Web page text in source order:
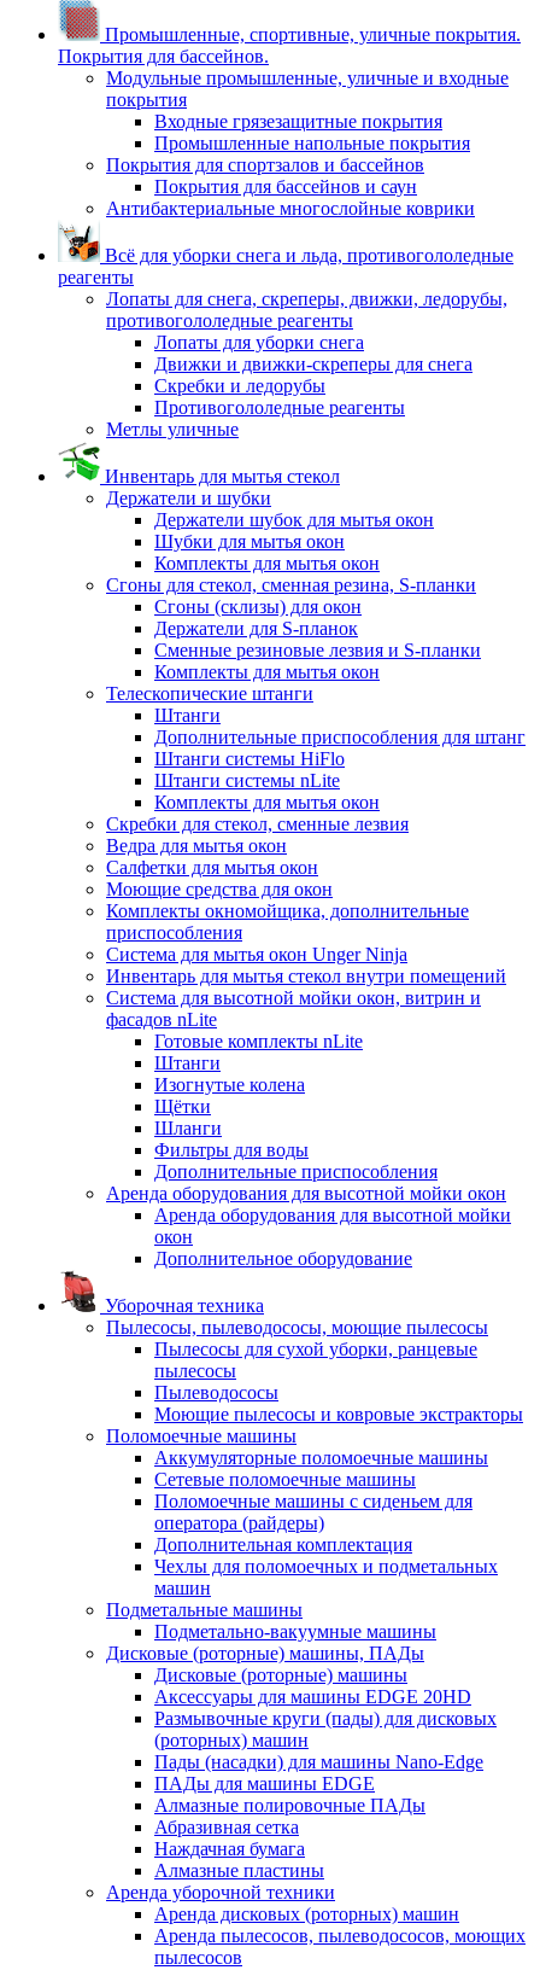
Промышленные, спортивные, уличные покрытия.
Покрытия для бассейнов.
Модульные промышленные, уличные и входные
покрытия
Входные грязезащитные покрытия
Промышленные напольные покрытия
Покрытия для спортзалов и бассейнов
Покрытия для бассейнов и саун
Антибактериальные многослойные коврики
Всё для уборки снега и льда, противогололедные
реагенты
Лопаты для снега, скреперы, движки, ледорубы,
противогололедные реагенты
Лопаты для уборки снега
Движки и движки-скреперы для снега
Скребки и ледорубы
Противогололедные реагенты
Метлы уличные
Инвентарь для мытья стекол
Держатели и шубки
Держатели шубок для мытья окон
Шубки для мытья окон
Комплекты для мытья окон
Сгоны для стекол, сменная резина, S-планки
Сгоны (склизы) для окон
Держатели для S-планок
Сменные резиновые лезвия и S-планки
Комплекты для мытья окон
Телескопические штанги
Штанги
Дополнительные приспособления для штанг
Штанги системы HiFlo
Штанги системы nLite
Комплекты для мытья окон
Скребки для стекол, сменные лезвия
Ведра для мытья окон
Салфетки для мытья окон
Моющие средства для окон
Комплекты окномойщика, дополнительные
приспособления
Система для мытья окон Unger Ninja
Инвентарь для мытья стекол внутри помещений
Система для высотной мойки окон, витрин и
фасадов nLite
Готовые комплекты nLite
Штанги
Изогнутые колена
Щётки
Шланги
Фильтры для воды
Дополнительные приспособления
Аренда оборудования для высотной мойки окон
Аренда оборудования для высотной мойки
окон
Дополнительное оборудование
Уборочная техника
Пылесосы, пылеводососы, моющие пылесосы
Пылесосы для сухой уборки, ранцевые
пылесосы
Пылеводососы
Моющие пылесосы и ковровые экстракторы
Поломоечные машины
Аккумуляторные поломоечные машины
Сетевые поломоечные машины
Поломоечные машины с сиденьем для
оператора (райдеры)
Дополнительная комплектация
Чехлы для поломоечных и подметальных
машин
Подметальные машины
Подметально-вакуумные машины
Дисковые (роторные) машины, ПАДы
Дисковые (роторные) машины
Аксессуары для машины EDGE 20HD
Размывочные круги (пады) для дисковых
(роторных) машин
Пады (насадки) для машины Nano-Edge
ПАДы для машины EDGE
Алмазные полировочные ПАДы
Абразивная сетка
Наждачная бумага
Алмазные пластины
Аренда уборочной техники
Аренда дисковых (роторных) машин
Аренда пылесосов, пылеводососов, моющих
пылесосов